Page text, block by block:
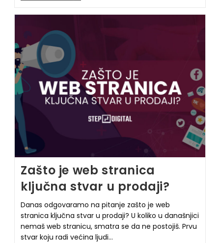
Zašto je web stranica
ključna stvar u prodaji?
Danas odgovaramo na pitanje zašto je web
stranica ključna stvar u prodaji? U koliko u današnjici
nemaš web stranicu, smatra se da ne postojiš. Prvu
stvar koju radi većina ljudi…